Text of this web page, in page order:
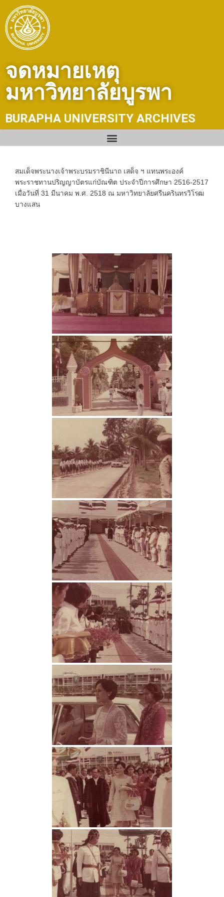
content
จดหมายเหตุ
มหาวิทยาลัยบูรพา
BURAPHA UNIVERSITY ARCHIVES
สมเด็จพระนางเจ้าพระบรมราชินีนาถ เสด็จ ฯ แทนพระองค์
พระราชทานปริญญาบัตรแก่บัณฑิต ประจำปีการศึกษา 2516-2517
เมื่อวันที่ 31 มีนาคม พ.ศ. 2518 ณ มหาวิทยาลัยศรีนครินทรวิโรฒ
บางแสน